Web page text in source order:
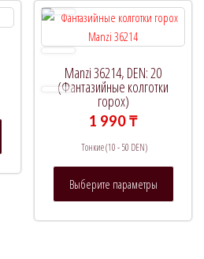
Опции
можно
Опции
Manzi 36214, DEN: 20
(Фантазийные колготки
горох)
1 990₸
Тонкие (10 - 50 DEN)
Выберите параметры
Этот